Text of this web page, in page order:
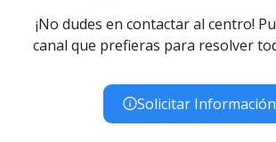
¡No dudes en contactar al centro!
canal que prefieras para resolver
Solicitar Información